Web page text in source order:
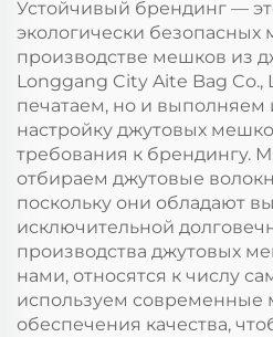
Устойчивый брендинг —
экологически безопасных
производстве мешков из
Longgang City Aite Bag Co.,
печатаем, но и выполняем
настройку джутовых
требования к брендингу.
отбираем джутовые
поскольку они обладают
исключительной
производства джутовых
нами, относятся к числу
используем современные
обеспечения качества,